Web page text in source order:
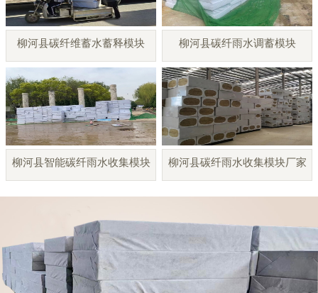
柳河县碳纤维蓄水蓄释模块 柳河县碳纤雨水调蓄模块
柳河县智能碳纤雨水收集模块 柳河县碳纤雨水收集模块厂家